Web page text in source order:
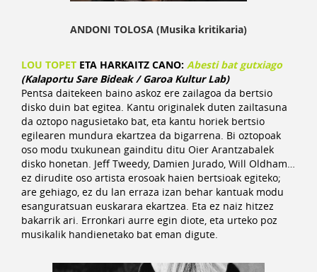
ANDONI TOLOSA (Musika kritikaria)
LOU TOPET ETA HARKAITZ CANO: Abesti batgutxiago
(Kalaportu Sare Bideak / Garoa Kultur Lab)
Pentsa daitekeen baino askoz ere zailagoa da bertsio
disko duin bat egitea. Kantu originalek duten zailtasuna
da oztopo nagusietako bat, eta kantu horiek bertsio
egilearen mundura ekartzea da bigarrena. Bi oztopoak
oso modu txukunean gainditu ditu Oier Arantzabalek
disko honetan. Jeff Tweedy, Damien Jurado, Will Oldham…
ez dirudite oso artista erosoak haien bertsioak egiteko;
are gehiago, ez du lan erraza izan behar kantuak modu
esanguratsuan euskarara ekartzea. Eta ez naiz hitzez
bakarrik ari. Erronkari aurre egin diote, eta urteko poz
musikalik handienetako bat eman digute.